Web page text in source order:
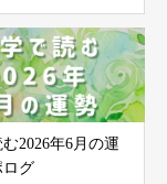
2026年6月の運
ログ